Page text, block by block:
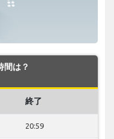
間は？
終了
20:59